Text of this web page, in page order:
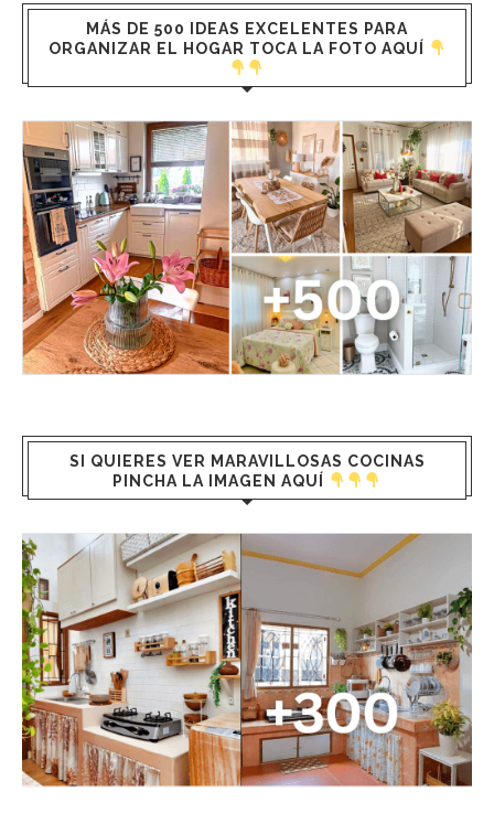
MÁS DE 500 IDEAS EXCELENTES PARA
ORGANIZAR EL HOGAR TOCA LA FOTO AQUÍ
SI QUIERES VER MARAVILLOSAS COCINAS
PINCHA LA IMAGEN AQUÍ